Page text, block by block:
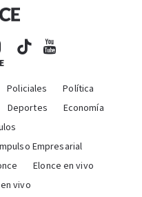
Policiales
Política
Deportes
Economía
Empresarial
Elonce en vivo
vivo